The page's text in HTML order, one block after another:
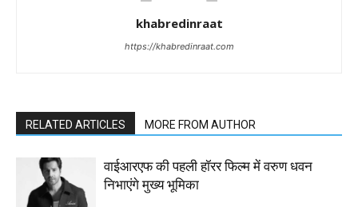
khabredinraat
https://khabredinraat.com
RELATED ARTICLES MORE FROM AUTHOR
वाईआरएफ की पहली हॉरर फिल्म में वरुण धवन
निभाएंगे मुख्य भूमिका